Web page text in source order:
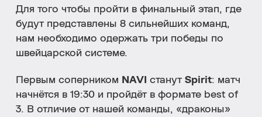
Для того чтобы пройти в финальный этап, где
будут представлены 8 сильнейших команд,
нам необходимо одержать три победы по
швейцарской системе.
Первым соперником NAVI станут Spirit: матч
начнётся в 19:30 и пройдёт в формате best of
3. В отличие от нашей команды, «драконы»